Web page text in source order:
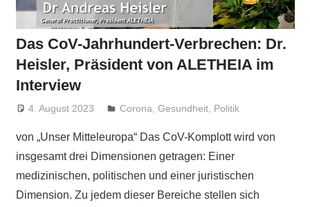
Das CoV-Jahrhundert-Verbrechen: Dr.
Heisler, Präsident von ALETHEIA im
Interview
4. August 2023 Niki Vogt
Corona ,Gesundheit Politik
von „Unser Mitteleuropa“ Das CoV-Komplott wird von
insgesamt drei Dimensionen getragen: Einer
medizinischen, politischen und einer juristischen
Dimension. Zu jedem dieser Bereiche stellen sich